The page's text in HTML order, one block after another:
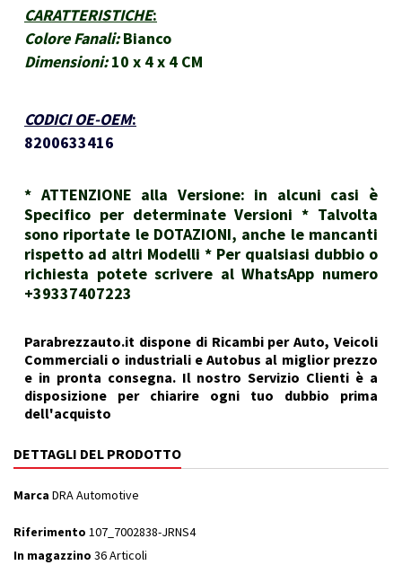
CARATTERISTICHE:
Colore Fanali: Bianco
Dimensioni: 10 x 4 x 4 CM
CODICI OE-OEM:
8200633416
* ATTENZIONE alla Versione: in alcuni casi è
Specifico per determinate Versioni * Talvolta
sono riportate le DOTAZIONI, anche le mancanti
rispetto ad altri Modelli * Per qualsiasi dubbio o
richiesta potete scrivere al WhatsApp numero
+39337407223
Parabrezzauto.it dispone di Ricambi per Auto, Veicoli
Commerciali o industriali e Autobus al miglior prezzo
e in pronta consegna. Il nostro Servizio Clienti è a
disposizione per chiarire ogni tuo dubbio prima
dell'acquisto
DETTAGLI DEL PRODOTTO
Marca DRA Automotive
Riferimento 107_7002838-JRNS4
In magazzino 36 Articoli